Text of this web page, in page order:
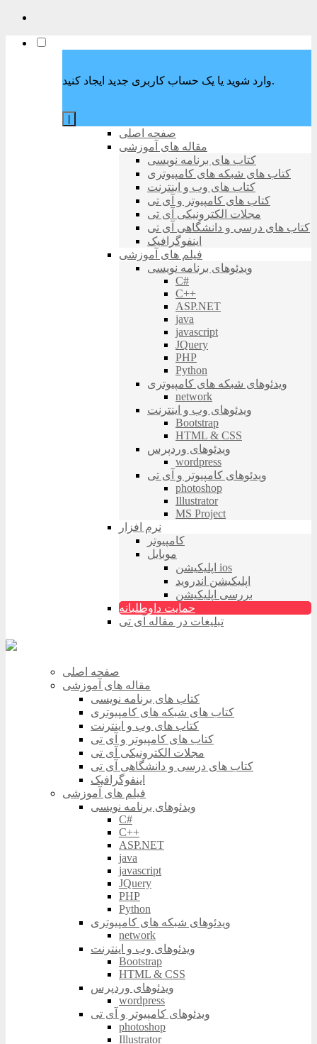
وارد شوید یا یک حساب کاربری جدید ایجاد کنید.
صفحه اصلی
مقاله های آموزشی
کتاب های برنامه نویسی
کتاب های شبکه های کامپیوتری
کتاب های وب و اینترنت
کتاب های کامپیوتر و آی تی
مجلات الکترونیکی آی تی
کتاب های درسی و دانشگاهی آی تی
اینفوگرافیک
فیلم های آموزشی
ویدئوهای برنامه نویسی
C#
C++
ASP.NET
java
javascript
JQuery
PHP
Python
ویدئوهای شبکه های کامپیوتری
network
ویدئوهای وب و اینترنت
Bootstrap
HTML & CSS
ویدئوهای وردپرس
wordpress
ویدئوهای کامپیوتر و آی تی
photoshop
Illustrator
MS Project
نرم افزار
کامپیوتر
موبایل
اپلیکیشن ios
اپلیکیشن اندروید
بررسی اپلیکیشن
حمایت داوطلبانه
تبلیغات در مقاله آی تی
صفحه اصلی
مقاله های آموزشی
کتاب های برنامه نویسی
کتاب های شبکه های کامپیوتری
کتاب های وب و اینترنت
کتاب های کامپیوتر و آی تی
مجلات الکترونیکی آی تی
کتاب های درسی و دانشگاهی آی تی
اینفوگرافیک
فیلم های آموزشی
ویدئوهای برنامه نویسی
C#
C++
ASP.NET
java
javascript
JQuery
PHP
Python
ویدئوهای شبکه های کامپیوتری
network
ویدئوهای وب و اینترنت
Bootstrap
HTML & CSS
ویدئوهای وردپرس
wordpress
ویدئوهای کامپیوتر و آی تی
photoshop
Illustrator